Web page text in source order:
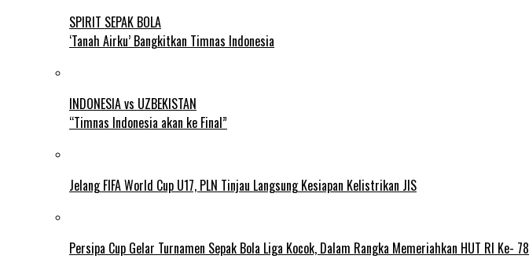
SPIRIT SEPAK BOLA
‘Tanah Airku’ Bangkitkan Timnas Indonesia
INDONESIA vs UZBEKISTAN
“Timnas Indonesia akan ke Final”
Jelang FIFA World Cup U17, PLN Tinjau Langsung Kesiapan Kelistrikan JIS
Persipa Cup Gelar Turnamen Sepak Bola Liga Kocok, Dalam Rangka Memeriahkan HUT RI Ke- 78